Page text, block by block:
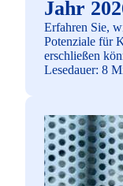
Jahr
Erfahren Sie,
Potenziale für
erschließen
Lesedauer: 8